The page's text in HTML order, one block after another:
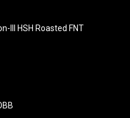
III HSH Roasted FNT